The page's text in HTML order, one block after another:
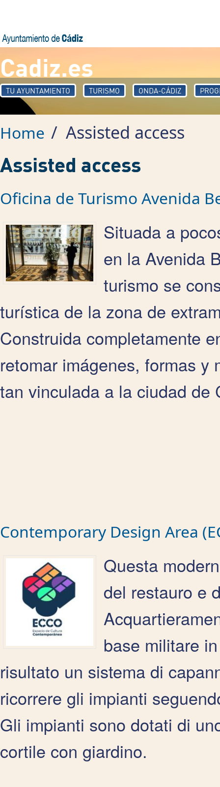
Cadiz.es
TU AYUNTAMIENTO TURISMO ONDA-CÁDIZ
Home / Assisted access
Assisted access
Oficina de Turismo Avenida
Situada a
en la Avenida
turismo se
turística de la zona de
Construida completamente
retomar imágenes, formas y
tan vinculada a la ciudad de
Contemporary Design Area
Questa
del restauro e
base militare
risultato un sistema di
ricorrere gli impianti
Gli impianti sono dotati di
cortile con giardino.